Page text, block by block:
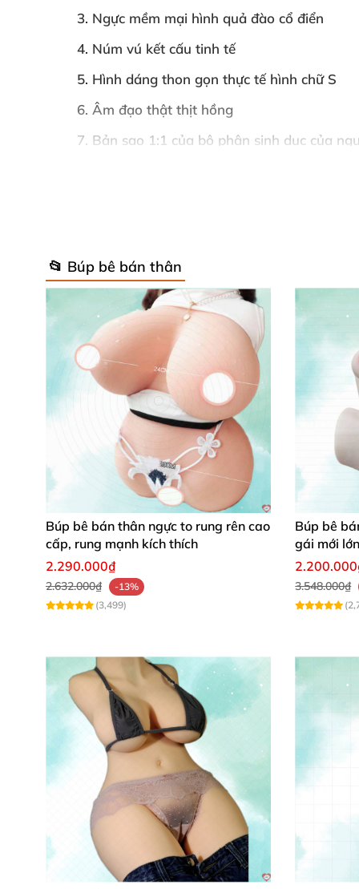
Ngực mềm mại hình quả đào cổ điển
Núm vú kết cấu tinh tế
Hình dáng thon gọn thực tế hình chữ S
Âm đạo thật thịt hồng
Bản sao 1:1 của bộ phận sinh dục của
Chất liệu cao cấp nhập khẩu an toàn
Danh mục
📂 Búp bê bán thân
Búp bê bán thân ngực to rung rên cao
cấp, rung mạnh kích thích
2.290.000₫
2.632.000₫
-13%
(3,499)
Búp bê
gái mới
3.548.000₫